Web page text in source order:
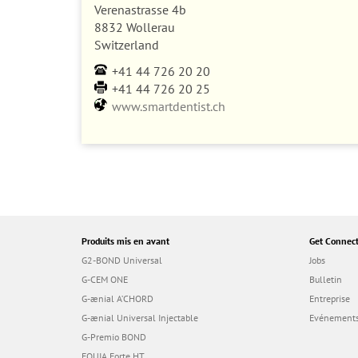
Verenastrasse 4b
8832 Wollerau
Switzerland
+41 44 726 20 20
+41 44 726 20 25
www.smartdentist.ch
Produits mis en avant
G2-BOND Universal
G-CEM ONE
G-ænial A’CHORD
G-ænial Universal Injectable
G-Premio BOND
Get
Jobs
Bulletin
Entreprise